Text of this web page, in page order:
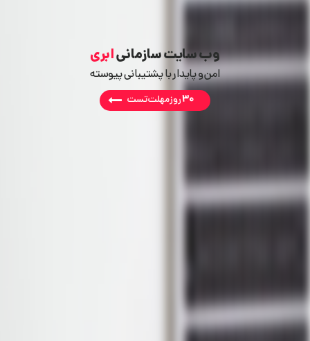
وب سایت سازمانیابری
امن و پایدار با پشتیبانی پیوسته
30روز مهلت تست